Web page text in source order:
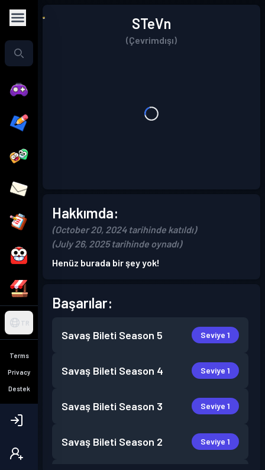
TR
Terms
Privacy
Destek
STeVn
(Çevrimdışı)
Hakkımda:
(October 20, 2024 tarihinde katıldı)
(July 26, 2025 tarihinde oynadı)
Henüz burada bir şey yok!
Başarılar:
Savaş Bileti Season 5 Seviye 1
Savaş Bileti Season 4 Seviye 1
Savaş Bileti Season 3 Seviye 1
Savaş Bileti Season 2 Seviye 1